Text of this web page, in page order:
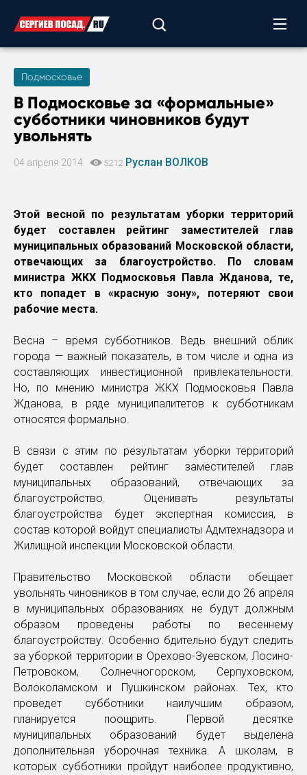
Подмосковье
В Подмосковье за «формальные»
субботники чиновников будут
увольнять
04 апреля 2014 5212 Руслан ВОЛКОВ
Этой весной по результатам уборки территорий
будет составлен рейтинг заместителей глав
муниципальных образований Московской области,
отвечающих за благоустройство. По словам
министра ЖКХ Подмосковья Павла Жданова, те,
кто попадет в «красную зону», потеряют свои
рабочие места.
Весна – время субботников. Ведь внешний облик
города — важный показатель, в том числе и одна из
составляющих инвестиционной привлекательности.
Но, по мнению министра ЖКХ Подмосковья Павла
Жданова, в ряде муниципалитетов к субботникам
относятся формально.
В связи с этим по результатам уборки территорий
будет составлен рейтинг заместителей глав
муниципальных образований, отвечающих за
благоустройство. Оценивать результаты
благоустройства будет экспертная комиссия, в
состав которой войдут специалисты Адмтехнадзора и
Жилищной инспекции Московской области.
Правительство Московской области обещает
увольнять чиновников в том случае, если до 26 апреля
в муниципальных образованиях не будут должным
образом проведены работы по весеннему
благоустройству. Особенно бдительно будут следить
за уборкой территории в Орехово-Зуевском, Лосино-
Петровском, Солнечногорском, Серпуховском,
Волоколамском и Пушкинском районах. Тех, кто
проведет субботники наилучшим образом,
планируется поощрить. Первой десятке
муниципальных образований будет выделена
дополнительная уборочная техника. А школам, в
которых субботники пройдут наиболее продуктивно,